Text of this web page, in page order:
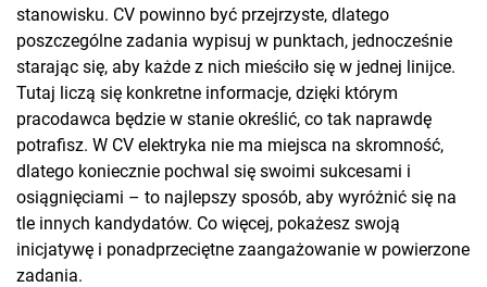
stanowisku. CV powinno być przejrzyste, dlatego
poszczególne zadania wypisuj w punktach, jednocześnie
starając się, aby każde z nich mieściło się w jednej linijce.
Tutaj liczą się konkretne informacje, dzięki którym
pracodawca będzie w stanie określić, co tak naprawdę
potrafisz. W CV elektryka nie ma miejsca na skromność,
dlatego koniecznie pochwal się swoimi sukcesami i
osiągnięciami – to najlepszy sposób, aby wyróżnić się na
tle innych kandydatów. Co więcej, pokażesz swoją
inicjatywę i ponadprzeciętne zaangażowanie w powierzone
zadania.